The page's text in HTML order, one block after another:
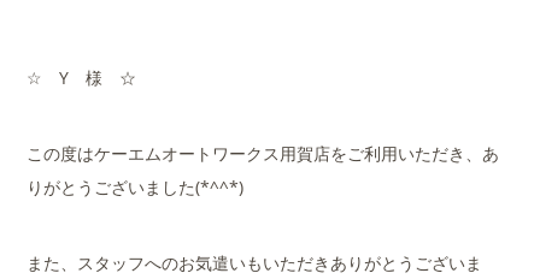
☆ Y 様 ☆
この度はケーエムオートワークス用賀店をご利用いただき、あ
りがとうございました(*^^*)
また、スタッフへのお気遣いもいただきありがとうございま